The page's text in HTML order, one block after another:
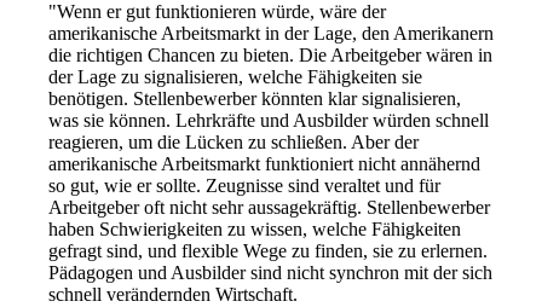
"Wenn er gut funktionieren würde, wäre der
amerikanische Arbeitsmarkt in der Lage, den Amerikanern
die richtigen Chancen zu bieten. Die Arbeitgeber wären in
der Lage zu signalisieren, welche Fähigkeiten sie
benötigen. Stellenbewerber könnten klar signalisieren,
was sie können. Lehrkräfte und Ausbilder würden schnell
reagieren, um die Lücken zu schließen. Aber der
amerikanische Arbeitsmarkt funktioniert nicht annähernd
so gut, wie er sollte. Zeugnisse sind veraltet und für
Arbeitgeber oft nicht sehr aussagekräftig. Stellenbewerber
haben Schwierigkeiten zu wissen, welche Fähigkeiten
gefragt sind, und flexible Wege zu finden, sie zu erlernen.
Pädagogen und Ausbilder sind nicht synchron mit der sich
schnell verändernden Wirtschaft.